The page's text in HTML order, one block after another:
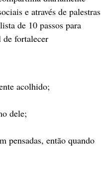
e através de palestras
de 10 passos para
de fortalecer
acolhido;
dele;
pensadas, então quando